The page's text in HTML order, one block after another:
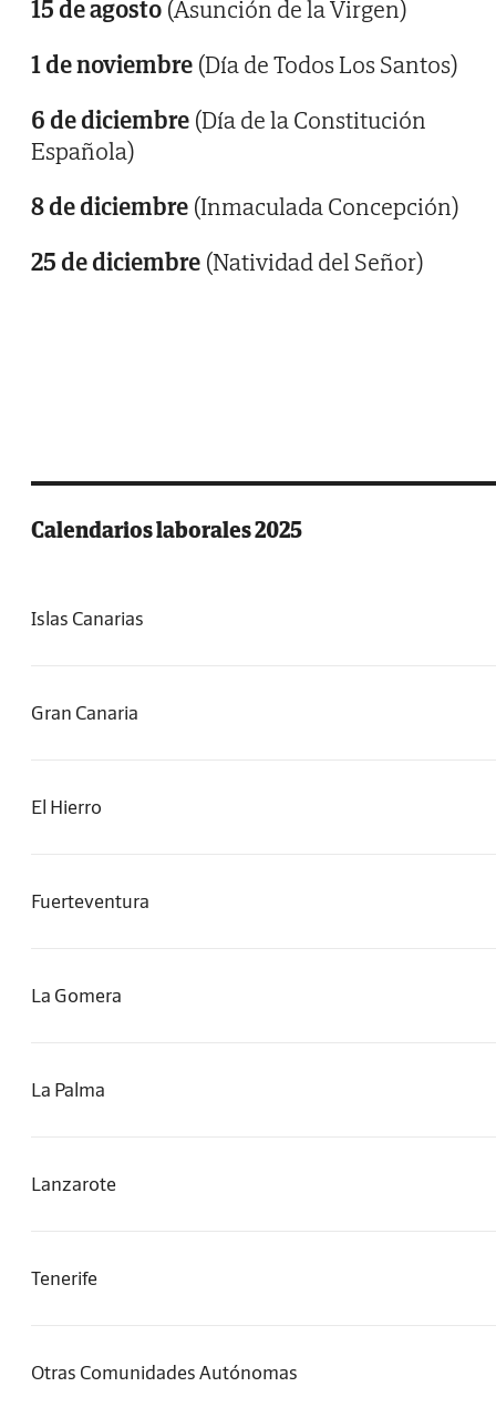
15 de agosto (Asunción de la Virgen)
1 de noviembre (Día de Todos Los Santos)
6 de diciembre (Día de la Constitución
Española)
8 de diciembre (Inmaculada Concepción)
25 de diciembre (Natividad del Señor)
Calendarios laborales 2025
Islas Canarias
Gran Canaria
El Hierro
Fuerteventura
La Gomera
La Palma
Lanzarote
Tenerife
Otras Comunidades Autónomas